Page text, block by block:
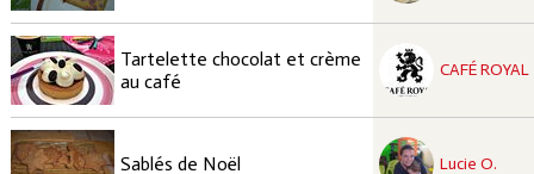
Tartelette chocolat et crème
au café
CAFÉ ROYAL
recette à tester
Sablés de Noël Lucie O.
recette à tester